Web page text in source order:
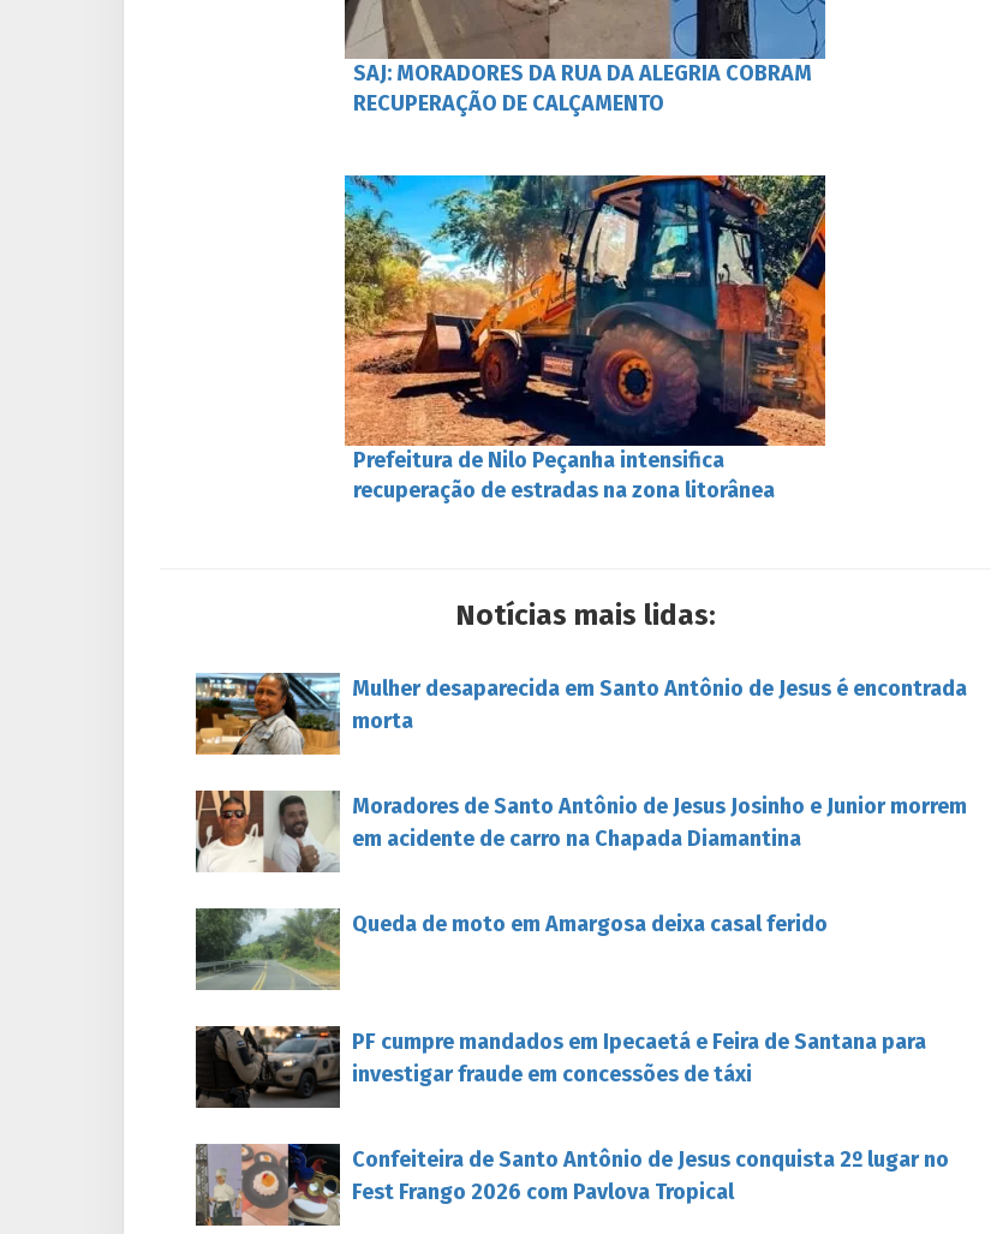
SAJ: MORADORES DA RUA DA ALEGRIA COBRAM
RECUPERAÇÃO DE CALÇAMENTO
Prefeitura de Nilo Peçanha intensifica
recuperação de estradas na zona litorânea
Notícias mais lidas:
Mulher desaparecida em Santo Antônio de Jesus é encontrada
morta
Moradores de Santo Antônio de Jesus Josinho e Junior morrem
em acidente de carro na Chapada Diamantina
Queda de moto em Amargosa deixa casal ferido
PF cumpre mandados em Ipecaetá e Feira de Santana para
investigar fraude em concessões de táxi
Confeiteira de Santo Antônio de Jesus conquista 2º lugar no
Fest Frango 2026 com Pavlova Tropical